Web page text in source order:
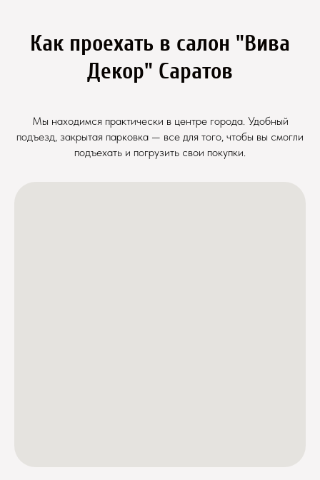
Как проехать в салон "Вива
Декор" Саратов
Мы находимся практически в центре города. Удобный
подъезд, закрытая парковка — все для того, чтобы вы смогли
подъехать и погрузить свои покупки.